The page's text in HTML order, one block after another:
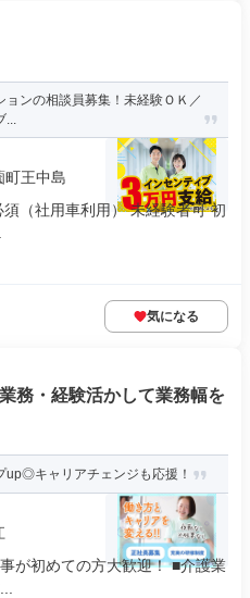
ンの相談員募集！未経験ＯＫ／
...
町王中島
（社用車利用） 未経験者可 初
気になる
務・経験活かして業務幅を
up◎キャリアチェンジも応援！
が初めての方大歓迎！ ■介護業